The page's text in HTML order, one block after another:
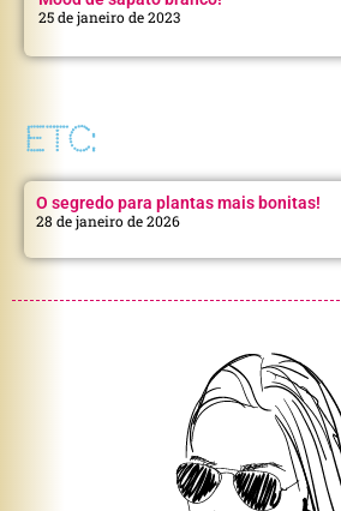
25 de janeiro de 2023
ETC:
O segredo para plantas mais bonitas!
28 de janeiro de 2026